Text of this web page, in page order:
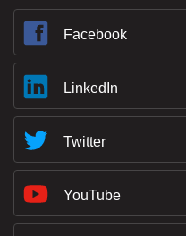
Facebook
LinkedIn
Twitter
YouTube